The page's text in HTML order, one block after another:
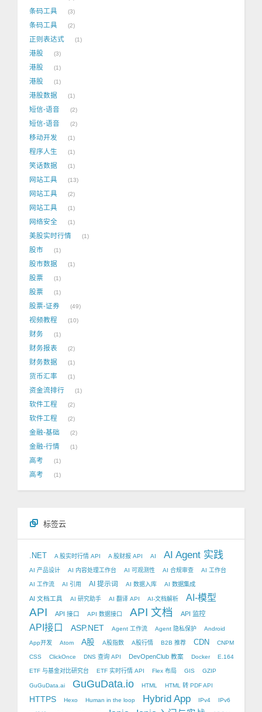
条码工具 3
条码工具 2
正则表达式 1
港股 3
港股 1
港股 1
港股数据 1
短信-语音 2
短信-语音 2
移动开发 1
程序人生 1
笑话数据 1
网站工具 13
网站工具 2
网站工具 1
网络安全 1
美股实时行情 1
股市 1
股市数据 1
股票 1
股票 1
股票-证券 49
视频教程 10
财务 1
财务报表 2
财务数据 1
货币汇率 1
资金流排行 1
软件工程 2
软件工程 2
金融-基础 2
金融-行情 1
高考 1
高考 1
标签云
.NET A 股实时行情 API A 股财报 API AI AI Agent 实践
AI 产品设计 AI 内容处理工作台 AI 可观测性 AI 合规审查 AI 工作台
AI 工作流 AI 引用 AI 提示词 AI 数据入库 AI 数据集成
AI 文档工具 AI 研究助手 AI 翻译 API AI-文档解析 AI-模型
API API 接口 API 数据接口 API 文档 API 监控
API接口 ASP.NET Agent 工作流 Agent 隐私保护 Android
App开发 Atom A股 A股指数 A股行情 B2B 推荐 CDN CNPM
CSS ClickOnce DNS 查询 API DevOpenClub 教案 Docker E.164
ETF 与基金对比研究台 ETF 实时行情 API Flex 布局 GIS GZIP
GuGuData.ai GuGuData.io HTML HTML 转 PDF API
HTTPS Hexo Human in the loop Hybrid App IPv4 IPv6